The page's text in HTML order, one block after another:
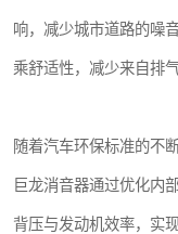
响，减少城市道路的噪
乘舒适性，减少来自排
随着汽车环保标准的不
巨龙消音器通过优化内
背压与发动机效率，实